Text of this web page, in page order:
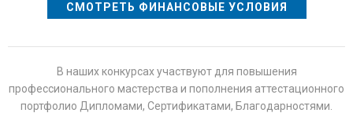
СМОТРЕТЬ ФИНАНСОВЫЕ УСЛОВИЯ
В наших конкурсах участвуют для повышения
профессионального мастерства и пополнения аттестационного
портфолио Дипломами, Сертификатами, Благодарностями.